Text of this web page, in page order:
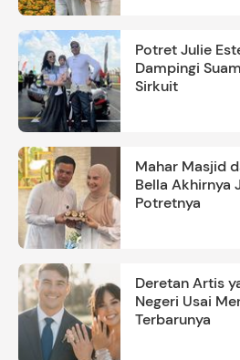
Potret Julie
Dampingi
Sirkuit
Mahar Masjid
Bella Akhirnya
Potretnya
Deretan Artis
Negeri Usai
Terbarunya